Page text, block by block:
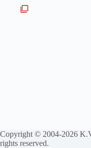
Copyright © 2004-2026
rights reserved.